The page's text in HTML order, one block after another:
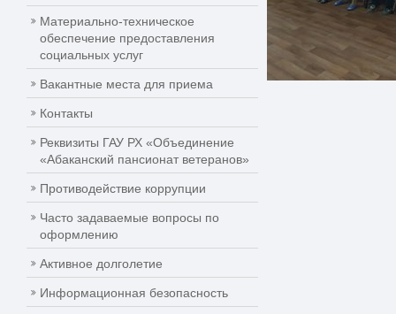
Материально-техническое
обеспечение предоставления
социальных услуг
Вакантные места для приема
Контакты
Реквизиты ГАУ РХ «Объединение
«Абаканский пансионат ветеранов»
Противодействие коррупции
Часто задаваемые вопросы по
оформлению
Активное долголетие
Информационная безопасность